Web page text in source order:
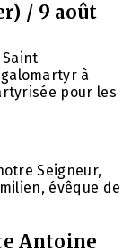
/ 9 août
à
pour les
Seigneur,
évêque de
Antoine